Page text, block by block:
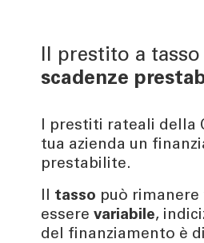
Il prestito a
scadenze
I prestiti rateali della
tua azienda un
prestabilite.
Il tasso può rimanere
essere variabile,
del finanziamento è di